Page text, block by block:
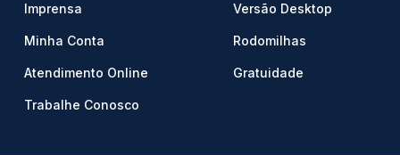
Imprensa
Minha Conta
Atendimento Online
Trabalhe Conosco
Versão Desktop
Rodomilhas
Gratuidade